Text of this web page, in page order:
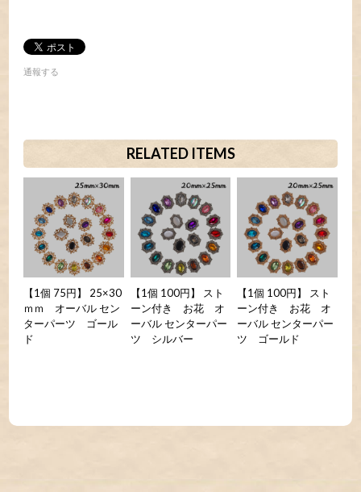
通報する
RELATED ITEMS
【1個 75円】 25×30
ｍｍ オーバル セン
ターパーツ ゴール
ド
【1個 100円】 スト
ーン付き お花 オ
ーバル センターパー
ツ シルバー
【1個 100円】 スト
ーン付き お花 オ
ーバル センターパー
ツ ゴールド